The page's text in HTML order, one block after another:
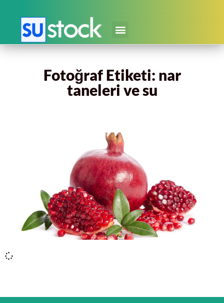
Fotoğraf Etiketi: nar
taneleri ve su